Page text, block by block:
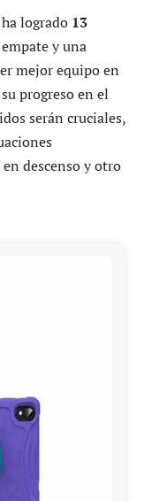
logrado 13
y una
mejor equipo en
progreso en el
serán cruciales,
descenso y otro